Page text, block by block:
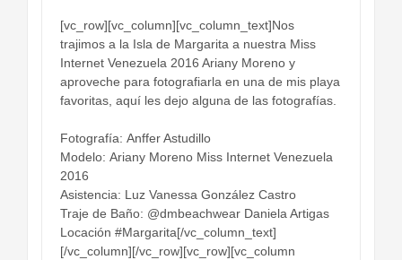
[vc_row][vc_column][vc_column_text]Nos
trajimos a la Isla de Margarita a nuestra Miss
Internet Venezuela 2016 Ariany Moreno y
aproveche para fotografiarla en una de mis playa
favoritas, aquí les dejo alguna de las fotografías.
Fotografía: Anffer Astudillo
Modelo: Ariany Moreno Miss Internet Venezuela​
2016
Asistencia: Luz Vanessa González Castro
Traje de Baño: @dmbeachwear Daniela Artigas
Locación #Margarita[/vc_column_text]
[/vc_column][/vc_row][vc_row][vc_column